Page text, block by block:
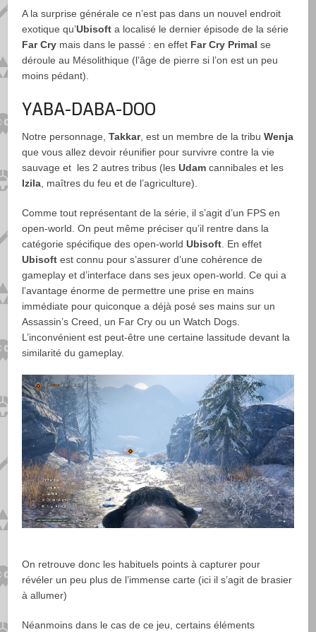
A la surprise générale ce n’est pas dans un nouvel endroit
exotique qu’Ubisoft a localisé le dernier épisode de la série
Far Cry mais dans le passé : en effet Far Cry Primal se
déroule au Mésolithique (l’âge de pierre si l’on est un peu
moins pédant).
YABA-DABA-DOO
Notre personnage,Takkar, est un membre de la tribuWenja
que vous allez devoir réunifier pour survivre contre la vie
sauvage et les 2 autres tribus (lesUdam cannibales et les
Izila, maîtres du feu et de l’agriculture).
Comme tout représentant de la série, il s’agit d’un FPS en
open-world. On peut même préciser qu’il rentre dans la
catégorie spécifique des open-worldUbisoft. En effet
Ubisoft est connu pour s’assurer d’une cohérence de
gameplay et d’interface dans ses jeux open-world. Ce qui a
l’avantage énorme de permettre une prise en mains
immédiate pour quiconque a déjà posé ses mains sur un
Assassin’s Creed, un Far Cry ou un Watch Dogs.
L’inconvénient est peut-être une certaine lassitude devant la
similarité du gameplay.
On retrouve donc les habituels points à capturer pour
révéler un peu plus de l’immense carte (ici il s’agit de brasier
à allumer)
Néanmoins dans le cas de ce jeu, certains éléments